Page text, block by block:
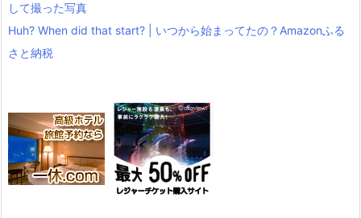
して撮った写真
Huh? When did that start? | いつから始まってたの？Amazonふる
さと納税